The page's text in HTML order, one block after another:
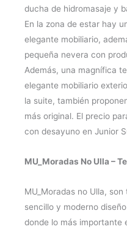
ducha de hidromasaje y
En la zona de estar hay
elegante mobiliario,
pequeña nevera con
Además, una magnífica
elegante mobiliario
la suite, también
más original. El precio
con desayuno en Junior
MU_Moradas No Ulla –
MU_Moradas no Ulla,
sencillo y moderno
donde lo más importante